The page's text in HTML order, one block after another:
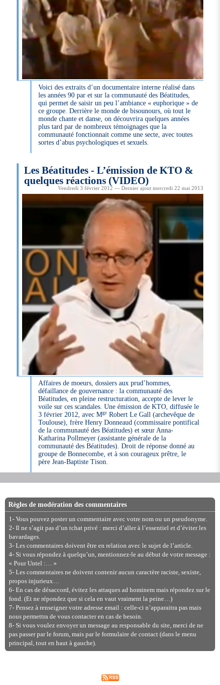
Voici des extraits d’un documentaire interne réalisé dans
les années 90 par et sur la communauté des Béatitudes,
qui permet de saisir un peu l’ambiance « euphorique » de
ce groupe. Derrière le monde de bisounours, où tout le
monde chante et danse, on découvrira quelques années
plus tard par de nombreux témoignages que la
communauté fonctionnait comme une secte, avec toutes
sortes d’abus psychologiques et sexuels.
Les Béatitudes - L’émission de KTO &
quelques réactions (VIDEO)
Vendredi 3 février 2012 — Dernier ajout mercredi 22 mai 2013
Affaires de moeurs, dossiers aux prud’hommes,
défaillance de gouvernance : la communauté des
Béatitudes, en pleine restructuration, accepte de lever le
voile sur ces scandales. Une émission de KTO, diffusée le
3 février 2012, avec Mgr Robert Le Gall (archevêque de
Toulouse), frère Henry Donneaud (commissaire pontifical
de la communauté des Béatitudes) et sœur Anna-
Katharina Pollmeyer (assistante générale de la
communauté des Béatitudes). Droit de réponse donné au
groupe de Bonnecombe, et à son courageux prêtre, le
père Jean-Baptiste Tison.
Règles de modération des commentaires
1- Vous pouvez poster un commentaire avec votre nom ou un pseudonyme.
2- Il ne s’agit pas d’un tchat privé : merci d’aller à l’essentiel et d’éviter les
bavardages.
3- Les commentaires doivent être en relation avec le sujet de l’article.
4- Si vous répondez à quelqu’un, mentionnez-le au début de votre message :
« Pour Untel :… »
5- Les commentaires ne doivent contenir aucun caractère raciste, sexiste,
propos injurieux…
6- En cas de désaccord, évitez les attaques ad hominem mais répondez sur le
fond. (Et ne répondez que si cela en vaut vraiment la peine…)
7- Pensez à renseigner votre adresse email : celle-ci n’apparaitra pas mais
nous permettra de vous contacter en cas de besoin.
8- Si vous voulez envoyer un message au responsable du site, merci de ne
pas passer par le forum, mais par le formulaire de contact (dans le menu
principal, tout en haut à gauche).